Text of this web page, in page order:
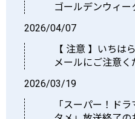
ゴールデンウィ
2026/04/07
【 注意 】いちは
メールにご注意く
2026/03/19
「スーパー！ド